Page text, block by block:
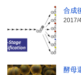
合成
2017/
酵母